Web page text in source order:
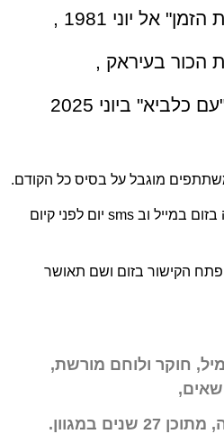
אל יוני 1981 ,
הכור בעיראק ,
ביוני 2025
מוגבל על בסיס כל הקודם.
במייל וב sms יום לפני קיום
הקישור בזום ושם תאושר
חוקר ולוחם מורשת,
.איש מודיעין וותיק ומנוסה, מתוכן 27 שנים במגוון